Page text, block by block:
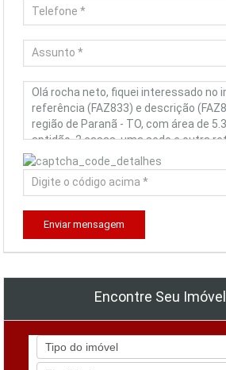
Enviar mensagem
Encontre Seu Imóvel